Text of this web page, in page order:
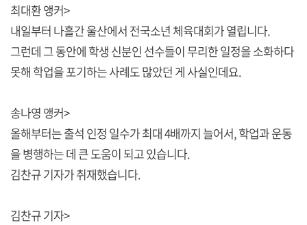
최대환 앵커>
내일부터 나흘간 울산에서 전국소년 체육대회가 열립니다.
그런데 그 동안에 학생 신분인 선수들이 무리한 일정을 소화하다
못해 학업을 포기하는 사례도 많았던 게 사실인데요.
송나영 앵커>
올해부터는 출석 인정 일수가 최대 4배까지 늘어서, 학업과 운동
을 병행하는 데 큰 도움이 되고 있습니다.
김찬규 기자가 취재했습니다.
김찬규 기자>